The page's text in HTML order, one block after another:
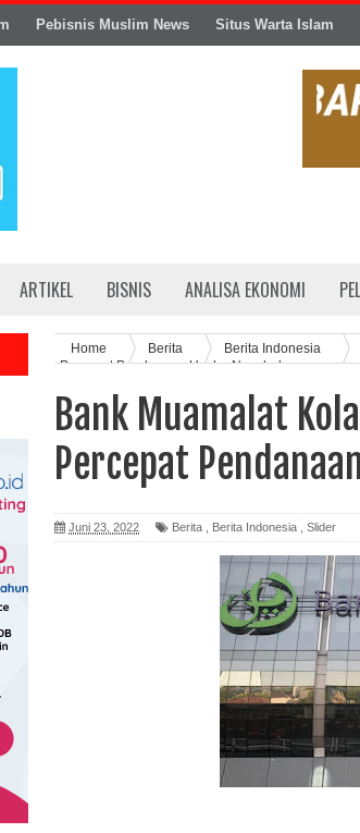
Pebisnis Muslim News Situs Warta Islam
ARTIKEL BISNIS ANALISA EKONOMI
Home Berita Berita Indonesia
Percepat Pendanaan Usaha Nasabah
Bank Muamalat
Percepat
Juni 23, 2022 Berita Berita Indonesia Slider